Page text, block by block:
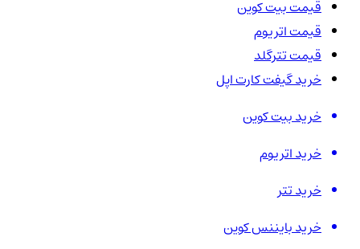
قیمت بیت کوین
قیمت اتریوم
قیمت تترگلد
خرید گیفت کارت اپل
خرید بیت کوین
خرید اتریوم
خرید تتر
خرید بایننس کوین